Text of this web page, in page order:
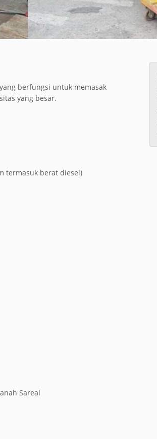
berfungsi untuk memasak
yang besar.
termasuk berat diesel)
Sareal